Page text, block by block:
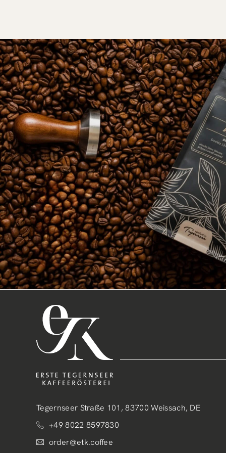
Tegernseer Straße 101, 83700 Weissach, DE
+49 8022 8597830
order@etk.coffee